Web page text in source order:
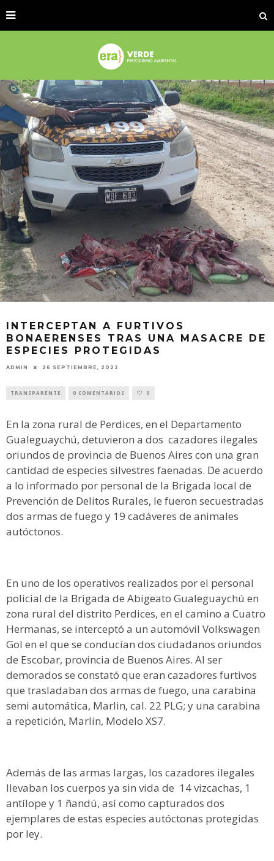
INTERCEPTAN A FURTIVOS
BONAERENSES TRAS UNA MASACRE DE
ESPECIES PROTEGIDAS
ADMIN 26 SEPTIEMBRE, 2022
TRANSPARENTE 0 COMENTARIOS 0
En la zona rural de Perdices, en el Departamento
Gualeguaychú, detuvieron a dos cazadores ilegales
oriundos de provincia de Buenos Aires con una gran
cantidad de especies silvestres faenadas. De acuerdo
a lo informado por personal de la Brigada local de
Prevención de Delitos Rurales, le fueron secuestradas
dos armas de fuego y 19 cadáveres de animales
autóctonos.
En uno de los operativos realizados por el personal
policial de la Brigada de Abigeato Gualeguaychú en
zona rural del distrito Perdices, en el camino a Cuatro
Hermanas, se interceptó a un automóvil Volkswagen
Gol en el que se conducían dos ciudadanos oriundos
de Escobar, provincia de Buenos Aires. Al ser
demorados se constató que eran cazadores furtivos
que trasladaban dos armas de fuego, una carabina
semi automática, Marlin, cal. 22 PLG; y una carabina
a repetición, Marlin, Modelo XS7.
Además de las armas largas, los cazadores ilegales
llevaban los cuerpos ya sin vida de 14 vizcachas, 1
antílope y 1 ñandú, así como capturados dos
ejemplares de estas especies autóctonas protegidas
por ley.